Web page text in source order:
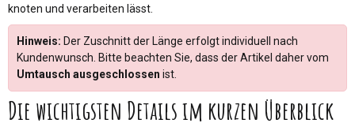
knoten und verarbeiten lässt.
Hinweis: Der Zuschnitt der Länge erfolgt individuell nach
Kundenwunsch. Bitte beachten Sie, dass der Artikel daher vom
Umtausch ausgeschlossen ist.
Die wichtigsten Details im kurzen Überblick